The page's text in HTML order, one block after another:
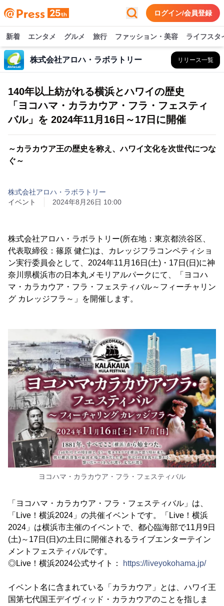
ログイン/会員登録
新着 エンタメ グルメ 旅行 ファッション・美容 ライフスタ
株式会社アロハ・ラボラトリー リリース一覧
140年以上紡がれる横浜とハワイの歴史
「ヨコハマ・カラカウア・フラ・フェスティ
バル」を 2024年11月16日～17日に開催
～カラカウア王の歴史を称え、ハワイ文化を次世代につな
ぐ～
株式会社アロハ・ラボラトリー
イベント
2024年8月26日 10:00
株式会社アロハ・ラボラトリー(所在地：東京都渋谷区、
代表取締役：篠原 健仁)は、カレッジフラコンペティショ
ン実行委員会として、2024年11月16日(土)・17日(日)に神
奈川県横浜市の日本丸メモリアルパークにて、「ヨコハ
マ・カラカウア・フラ・フェスティバル～フィーチャリン
グ カレッジフラ～」を開催します。
ヨコハマ・カラカウア・フラ・フェスティバル
「ヨコハマ・カラカウア・フラ・フェスティバル」は、
「Live！横浜2024」の共催イベントです。「Live！横浜
2024」は横浜市主催のイベントで、都心臨海部で11月9日
(土)～17日(日)の土日に開催されるライブエンターテイン
メントフェスティバルです。
◎Live！横浜2024公式サイト：
https://liveyokohama.jp/
イベント名に含まれている「カラカウア」とは、ハワイ王
国第七代国王デイヴィッド・カラカウアのことを指しま